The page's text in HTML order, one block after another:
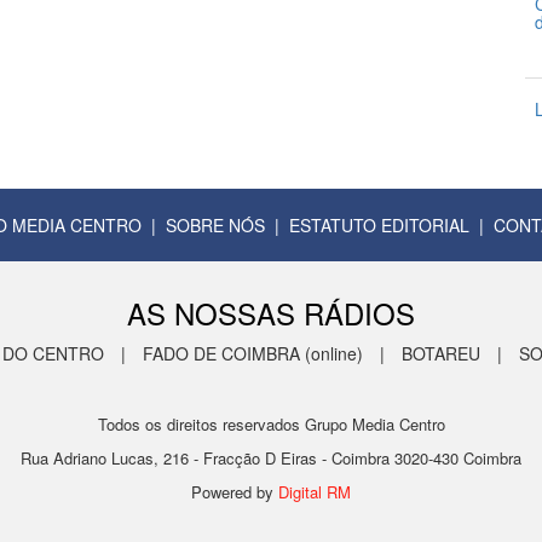
MEDIA CENTRO| SOBRE NÓS| ESTATUTO EDITORIAL|
AS NOSSAS RÁDIOS
CENTRO | FADO DE COIMBRA (online) | BOTAREU |
Todos os direitos reservados Grupo Media Centro
Rua Adriano Lucas, 216 - Fracção D Eiras - Coimbra 3020-430 Coimbra
Powered by Digital RM